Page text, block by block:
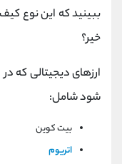
ببینید که این نوع
خیر؟
ارزهای دیجیتالی که
شود شامل:
بیت کوین
اتریوم